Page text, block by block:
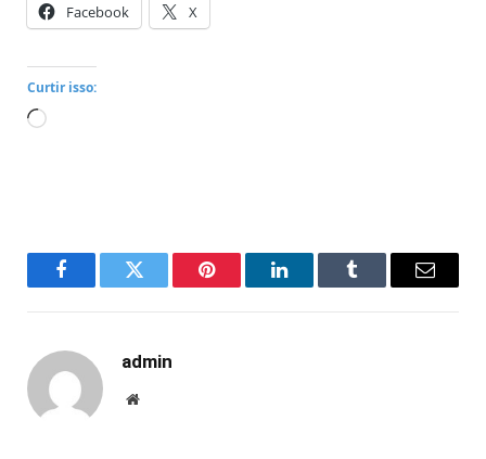
Facebook X
Curtir isso:
Carregando...
FacebookTwitter Pinterest LinkedInTumblr Email
admin
Website